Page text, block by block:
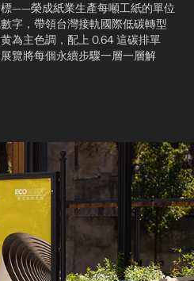
——榮成紙業生產每噸工紙的單位
字，帶領台灣接軌國際低碳轉型
為主色調，配上 0.64 這碳排單
覽將每個永續步驟一層一層解